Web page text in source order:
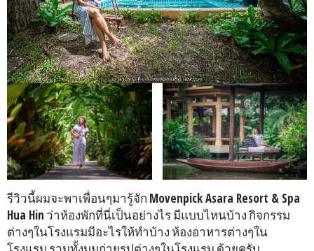
รีวิวนี้ผมจะพาเพื่อนๆมารู้จัก Movenpick Asara Resort & Spa
Hua Hin ว่าห้องพักที่นี่เป็นอย่างไร มีแบบไหนบ้าง กิจกรรม
ต่างๆในโรงแรมมีอะไรให้ทำบ้าง ห้องอาหารต่างๆใน